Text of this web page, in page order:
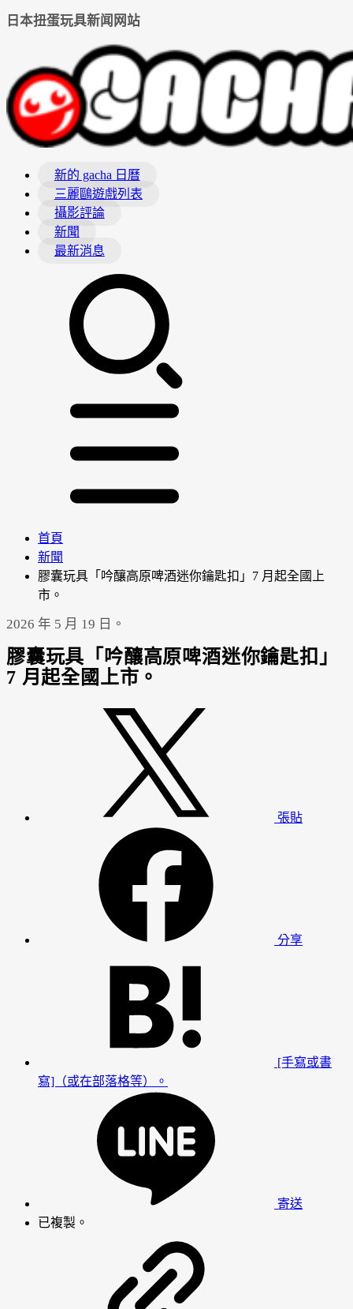
日本扭蛋玩具新闻网站
新的 gacha 日曆
三麗鷗遊戲列表
攝影評論
新聞
最新消息
首頁
新聞
膠囊玩具「吟釀高原啤酒迷你鑰匙扣」7 月起全國上
市。
2026 年 5 月 19 日。
膠囊玩具「吟釀高原啤酒迷你鑰匙扣」
7 月起全國上市。
張貼
分享
[手寫或書
寫]（或在部落格等）。
寄送
已複製。